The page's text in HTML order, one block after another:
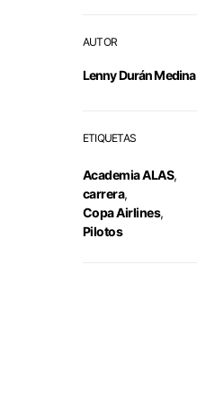
AUTOR
Lenny Durán Medina
ETIQUETAS
Academia ALAS,
carrera,
Copa Airlines,
Pilotos